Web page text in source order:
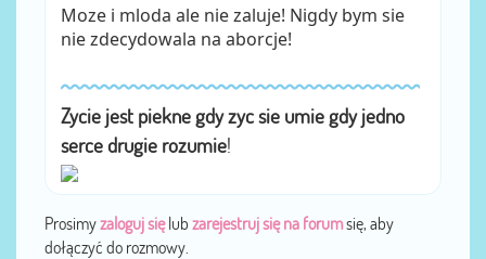
Moze i mloda ale nie zaluje! Nigdy bym sie
nie zdecydowala na aborcje!
Zycie jest piekne gdy zyc sie umie gdy jedno
serce drugie rozumie!
Prosimyzaloguj sięlub zarejestruj się na forumsię, aby
dołączyć do rozmowy.